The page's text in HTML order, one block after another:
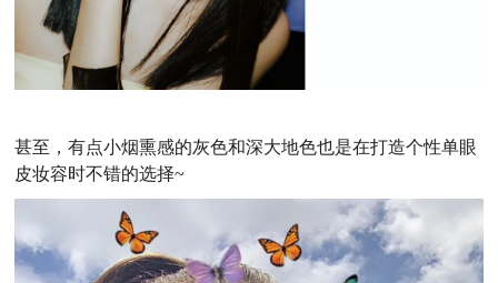
甚至，有点小烟熏感的灰色和深大地色也是在打造个性单眼
皮妆容时不错的选择~